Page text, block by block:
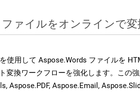
ァイルをオンラインで
使用して Aspose.Words ファイルを
変換ワークフローを強化します。この
Aspose.PDF, Aspose.Email,